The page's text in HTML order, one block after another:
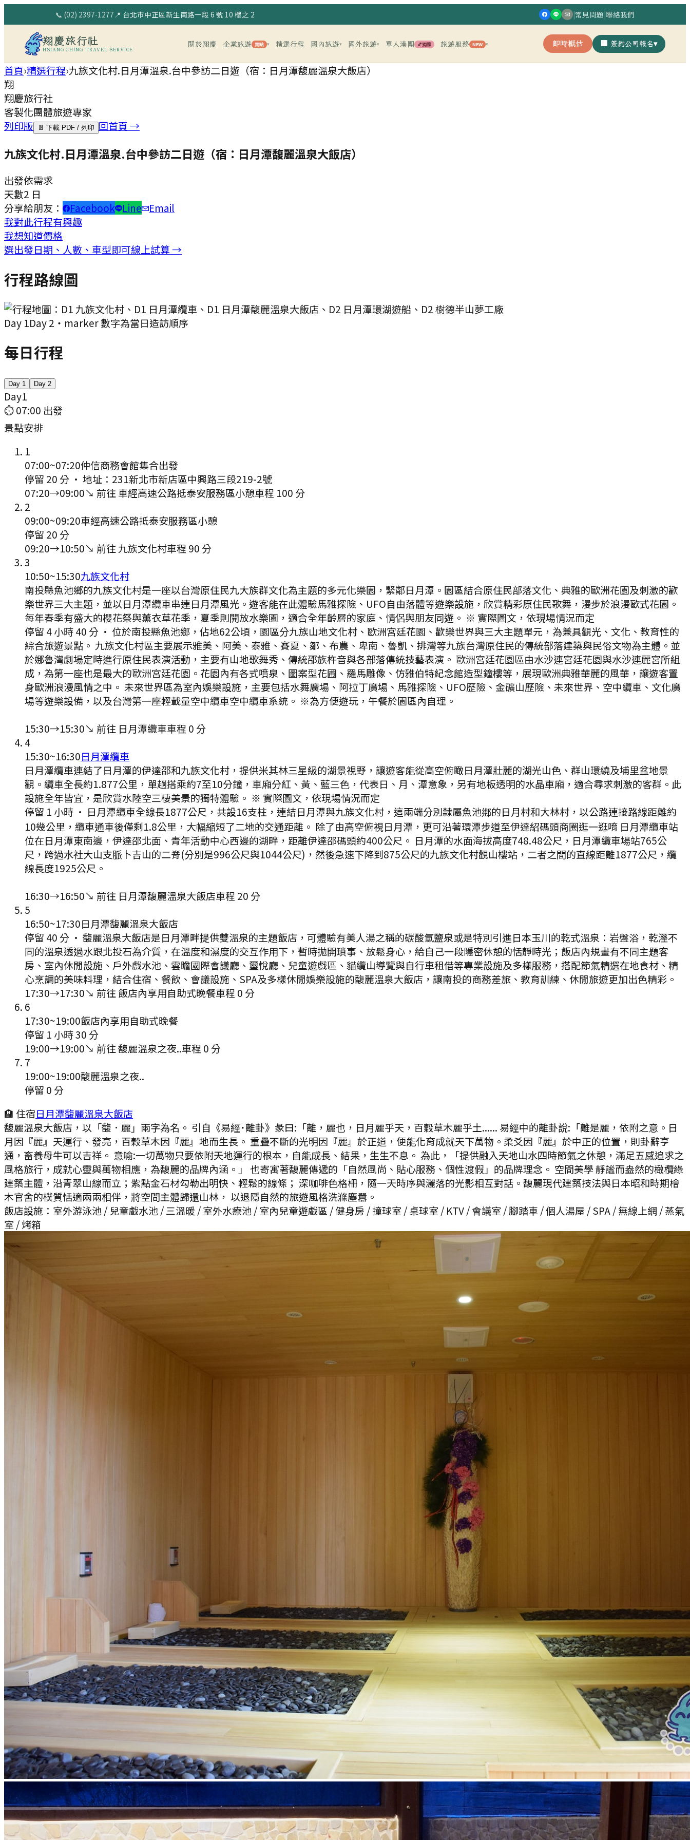
📞 (02) 2397-1277📍 台北市中正區新生南路一段 6 號 10 樓之 2 |常見問題|聯絡我們
翔慶旅行社
HSIANG CHING TRAVEL SERVICE
關於翔慶 企業旅遊 賣點 ▾ 精選行程 國內旅遊▾ 國外旅遊▾ 單人湊團 💕獨家 旅遊服務 NEW ▾ 即時概估 🏢 簽約公司報名▾
首頁›精選行程›九族文化村.日月潭溫泉.台中參訪二日遊（宿：日月潭馥麗溫泉大飯店）
翔
翔慶旅行社
客製化團體旅遊專家
列印版
📄 下載 PDF / 列印 回首頁 →
九族文化村.日月潭溫泉.台中參訪二日遊（宿：日月潭馥麗溫泉大飯店）
出發依需求
天數2 日
分享給朋友：
Facebook Line
Email
我對此行程有興趣
我想知道價格
選出發日期、人數、車型即可線上試算 →
行程路線圖
Day 1Day2 ・marker 數字為當日造訪順序
每日行程
Day 1 Day 2
Day1
⏱07:00 出發
景點安排
1
07:00~07:20仲信商務會館集合出發
停留 20 分 · 地址：231新北市新店區中興路三段219-2號
07:20→09:00↘ 前往 車經高速公路抵泰安服務區小憩車程 100 分
2
09:00~09:20車經高速公路抵泰安服務區小憩
停留 20 分
09:20→10:50↘ 前往 九族文化村車程 90 分
3
10:50~15:30九族文化村
南投縣魚池鄉的九族文化村是一座以台灣原住民九大族群文化為主題的多元化樂園，緊鄰日月潭。園區結合原住民部落文化、典雅的歐洲花園及刺激的歡
樂世界三大主題，並以日月潭纜車串連日月潭風光。遊客能在此體驗馬雅探險、UFO自由落體等遊樂設施，欣賞精彩原住民歌舞，漫步於浪漫歐式花園。
每年春季有盛大的櫻花祭與薰衣草花季，夏季則開放水樂園，適合全年齡層的家庭、情侶與朋友同遊。 ※ 實際圖文，依現場情況而定
停留 4 小時 40 分 · 位於南投縣魚池鄉，佔地62公頃，園區分九族山地文化村、歐洲宮廷花園、歡樂世界與三大主題單元，為兼具觀光、文化、教育性的
綜合旅遊景點。 九族文化村區主要展示雅美、阿美、泰雅、賽夏、鄒、布農、卑南、魯凱、排灣等九族台灣原住民的傳統部落建築與民俗文物為主體。並
於娜魯灣劇場定時進行原住民表演活動，主要有山地歌舞秀、傳統邵族杵音與各部落傳統技藝表演。 歐洲宮廷花園區由水沙連宮廷花園與水沙連麗宮所組
成，為第一座也是最大的歐洲宮廷花園。花園內有各式噴泉、圖案型花圃、羅馬雕像、仿雅伯特紀念館造型鐘樓等，展現歐洲典雅華麗的風華，讓遊客置
身歐洲浪漫風情之中。 未來世界區為室內娛樂設施，主要包括水舞廣場、阿拉丁廣場、馬雅探險、UFO歷險、金礦山歷險、未來世界、空中纜車、文化廣
場等遊樂設備，以及台灣第一座輕載量空中纜車空中纜車系統。 ※為方便遊玩，午餐於園區內自理。
15:30→15:30↘ 前往 日月潭纜車車程 0 分
4
15:30~16:30日月潭纜車
日月潭纜車連結了日月潭的伊達邵和九族文化村，提供米其林三星級的湖景視野，讓遊客能從高空俯瞰日月潭壯麗的湖光山色、群山環繞及埔里盆地景
觀。纜車全長約1.877公里，單趟搭乘約7至10分鐘，車廂分紅、黃、藍三色，代表日、月、潭意象，另有地板透明的水晶車廂，適合尋求刺激的客群。此
設施全年皆宜，是欣賞水陸空三棲美景的獨特體驗。 ※ 實際圖文，依現場情況而定
停留 1 小時 · 日月潭纜車全線長1877公尺，共設16支柱，連結日月潭與九族文化村，這兩端分別隸屬魚池鄕的日月村和大林村，以公路連接路線距離約
10幾公里，纜車通車後僅剩1.8公里，大幅縮短了二地的交通距離。 除了由高空俯視日月潭，更可沿著環潭步道至伊達紹碼頭商圈逛一逛唷 日月潭纜車站
位在日月潭東南邊，伊達邵北面、青年活動中心西邊的湖畔，距離伊達邵碼頭約400公尺。 日月潭的水面海拔高度748.48公尺，日月潭纜車場站765公
尺，跨過水社大山支脈卜吉山的二脊(分別是996公尺與1044公尺)，然後急速下降到875公尺的九族文化村觀山樓站，二者之間的直線距離1877公尺，纜
線長度1925公尺。
16:30→16:50↘ 前往 日月潭馥麗溫泉大飯店車程 20 分
5
16:50~17:30日月潭馥麗溫泉大飯店
停留 40 分 · 馥麗溫泉大飯店是日月潭畔提供雙溫泉的主題飯店，可體驗有美人湯之稱的碳酸氫鹽泉或是特別引進日本玉川的乾式溫泉：岩盤浴，乾溼不
同的溫泉透過水跟北投石為介質，在溫度和濕度的交互作用下，暫時拋開瑣事、放鬆身心，給自己一段隱密休憩的恬靜時光；飯店內規畫有不同主題客
房、室內休閒設施、戶外戲水池、雲瞻國際會議廳、璽悅廳、兒童遊戲區、貓纜山導覽與自行車租借等專業設施及多樣服務，搭配節氣精選在地食材、精
心烹調的美味料理，結合住宿、餐飲、會議設施、SPA及多樣休閒娛樂設施的馥麗溫泉大飯店，讓南投的商務差旅、教育訓練、休閒旅遊更加出色精彩。
17:30→17:30↘ 前往 飯店內享用自助式晚餐車程 0 分
6
17:30~19:00飯店內享用自助式晚餐
停留 1 小時 30 分
19:00→19:00↘ 前往馥麗溫泉之夜..車程 0 分
7
19:00~19:00馥麗溫泉之夜..
停留 0 分
🏨 住宿日月潭馥麗溫泉大飯店
馥麗溫泉大飯店，以「馥．麗」兩字為名。 引自《易經˙離卦》彖曰:「離，麗也，日月麗乎天，百穀草木麗乎土...... 易經中的離卦說:「離是麗，依附之意。日
月因『麗』天運行、發亮，百榖草木因『麗』地而生長。 重疊不斷的光明因『麗』於正道，便能化育成就天下萬物。柔爻因『麗』於中正的位置，則卦辭亨
通，畜養母牛可以吉祥。 意喻:一切萬物只要依附天地運行的根本，自能成長、結果，生生不息。 為此，「提供融入天地山水四時節氣之休憩，滿足五感追求之
風格旅行，成就心靈與萬物相應，為馥麗的品牌內涵。」 也寄寓著馥麗傳遞的「自然風尚、貼心服務、個性渡假」的品牌理念。 空間美學 靜謐而盎然的橄欖綠
建築主體，沿青翠山線而立；紫點金石材勾勒出明快、輕鬆的線條； 深咖啡色格柵，隨一天時序與灑落的光影相互對話。馥麗現代建築技法與日本昭和時期檜
木官舍的樸質恬適兩兩相伴，將空間主體歸還山林， 以退隱自然的旅遊風格洗滌塵囂。
飯店設施： 室外游泳池 / 兒童戲水池 / 三溫暖 / 室外水療池 / 室內兒童遊戲區 / 健身房 / 撞球室 / 桌球室 / KTV / 會議室 / 腳踏車 / 個人湯屋 / SPA / 無線上網 / 蒸氣
室 / 烤箱